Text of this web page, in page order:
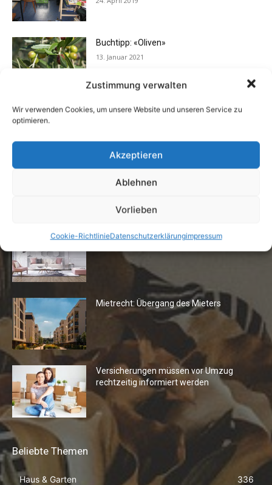
Zustimmung verwalten
Wir verwenden Cookies, um unsere Website und unseren Service zu
optimieren.
Akzeptieren
Ablehnen
Vorlieben
Cookie-RichtlinieDatenschutzerklärungimpressum
Buchtipp: «Oliven»
13. Januar 2021
Flexibilität im Alltag: Moderne
Die Redaktion empfiehlt
Fototapeten: Neuer Look fürs
Mietrecht: Übergang des Mieters
Versicherungen müssen vor Umzug
rechtzeitig informiert werden
Beliebte Themen
Haus & Garten
336